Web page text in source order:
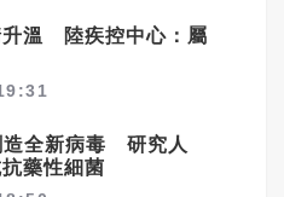
升溫 陸疾控中心：屬
造全新病毒 研究人
藥性細菌